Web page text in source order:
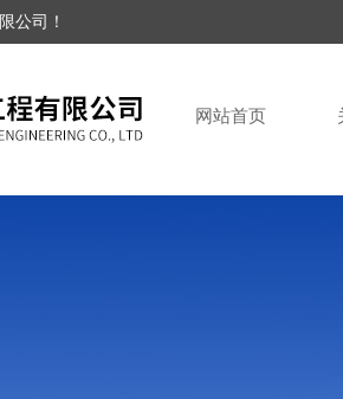
公司！
网站首页